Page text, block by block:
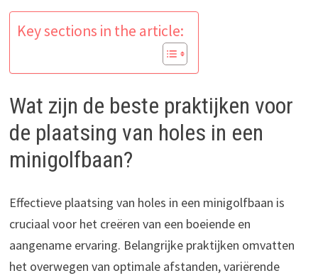
Key sections in the article:
Wat zijn de beste praktijken voor
de plaatsing van holes in een
minigolfbaan?
Effectieve plaatsing van holes in een minigolfbaan is
cruciaal voor het creëren van een boeiende en
aangename ervaring. Belangrijke praktijken omvatten
het overwegen van optimale afstanden, variërende